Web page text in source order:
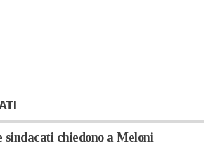
sindacati chiedono a Meloni